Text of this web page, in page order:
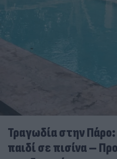
Τραγωδία στην
παιδί σε πισίνα –